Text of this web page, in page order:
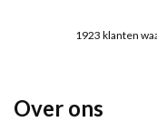
1923 klanten
Over ons